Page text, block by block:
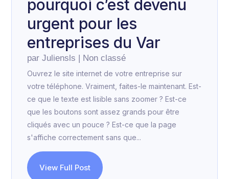
pourquoi c’est devenu
urgent pour les
entreprises du Var
parJuliensls | Non classé
Ouvrez le site internet de votre entreprise sur
votre téléphone. Vraiment, faites-le maintenant. Est-
ce que le texte est lisible sans zoomer ? Est-ce
que les boutons sont assez grands pour être
cliqués avec un pouce ? Est-ce que la page
s'affiche correctement sans que...
View Full Post